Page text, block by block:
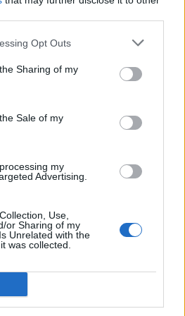
Opt Outs
Sharing of my
Sale of my
my
Advertising.
Use,
or Sharing of my
Unrelated with the
was collected.
Photos Sans Consentement:
après une rupture en 2026
imposer le respect sans crier
les plus donnés dans le
des Français !)
de notre sexologue pour
récents